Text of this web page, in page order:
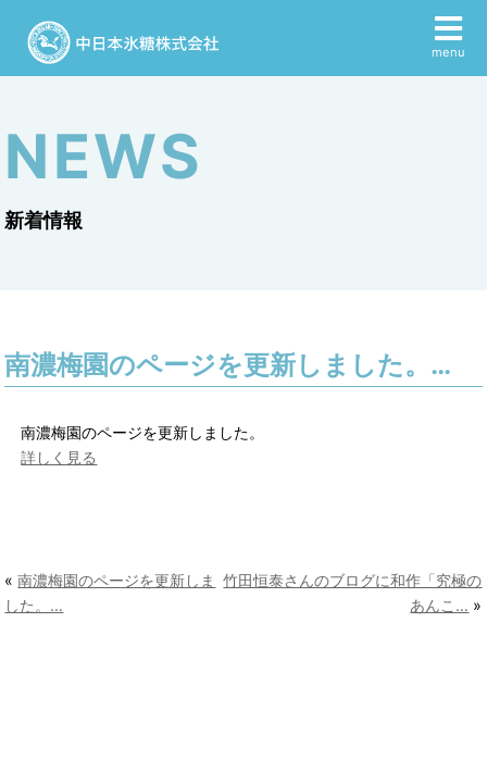
menu
NEWS
新着情報
南濃梅園のページを更新しました。…
南濃梅園のページを更新しました。
詳しく見る
«南濃梅園のページを更新しま
した。…
竹田恒泰さんのブログに和作「究極の
あんこ… »